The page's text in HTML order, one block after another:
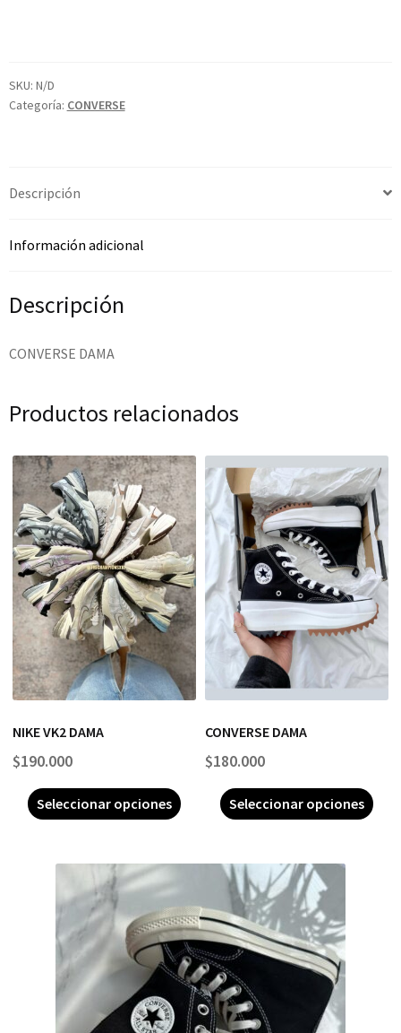
SKU: N/D
Categoría: CONVERSE
Descripción
Información adicional
Descripción
CONVERSE DAMA
Productos relacionados
NIKE VK2 DAMA
$190.000
Seleccionar opciones
CONVERSE DAMA
$180.000
Seleccionar opciones